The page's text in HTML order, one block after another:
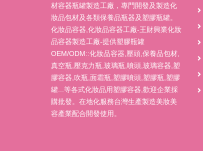
材容器瓶罐製造工廠，專門開發及製造化
妝品包材及各類保養品瓶器及塑膠瓶罐。
化妝品容器,化妝品容器工廠-王財興業化妝
品容器製造工廠-提供塑膠瓶罐
OEM/ODM::化妝品容器,壓頭,保養品包材,
真空瓶,壓克力瓶,玻璃瓶,噴頭,玻璃容器,塑
膠容器,吹瓶,面霜瓶,塑膠噴頭,塑膠瓶,塑膠
罐...等各式化妝品用塑膠容器,歡迎企業採
購批發。在地化服務台灣生產製造美妝美
容產業配合開發使用。